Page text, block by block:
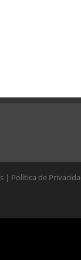
| Política de